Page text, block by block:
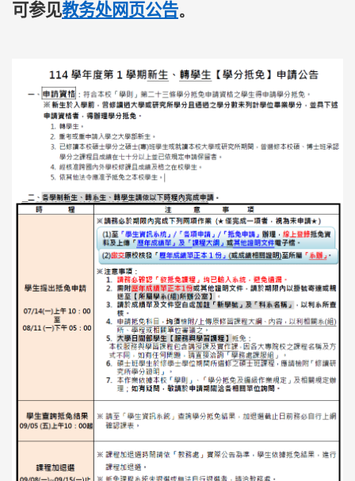
可参见教务处网页公告。